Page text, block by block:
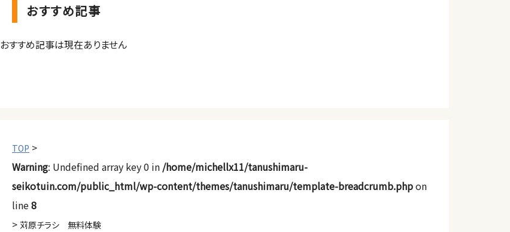
おすすめ記事
おすすめ記事は現在ありません
TOP >
Warning: Undefined array key 0 in /home/michellx11/tanushimaru-
seikotuin.com/public_html/wp-content/themes/tanushimaru/template-breadcrumb.phpon
line8
> 苅原チラシ 無料体験